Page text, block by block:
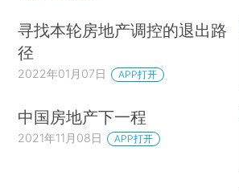
寻找本轮房地产调控的退出路
径
2022年01月07日 APP打开
中国房地产下一程
2021年11月08日 APP打开